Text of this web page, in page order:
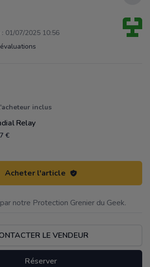
01/07/2025 10:56
inclus
Relay
€
Acheter l'article
notre Protection Grenier du Geek.
LE VENDEUR
Réserver